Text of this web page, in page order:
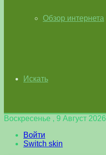
Обзор интернета
Искать
Воскресенье , 9 Август 2026
Войти
Switch skin